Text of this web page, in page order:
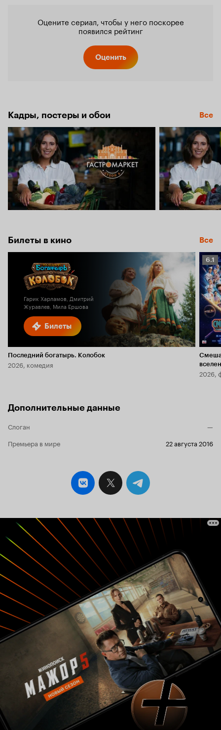
Оцените сериал, чтобы у него поскорее
появился рейтинг
Оценить
Кадры, постеры и обои Все
Билеты в кино Все
Билеты
Гарик Харламов, Дмитрий
Журавлев, Мила Ершова
Последний богатырь. Колобок
2026, комедия
6.1
6.1
2026,
Дополнительные данные
Слоган
—
Премьера в мире
22 августа 2016